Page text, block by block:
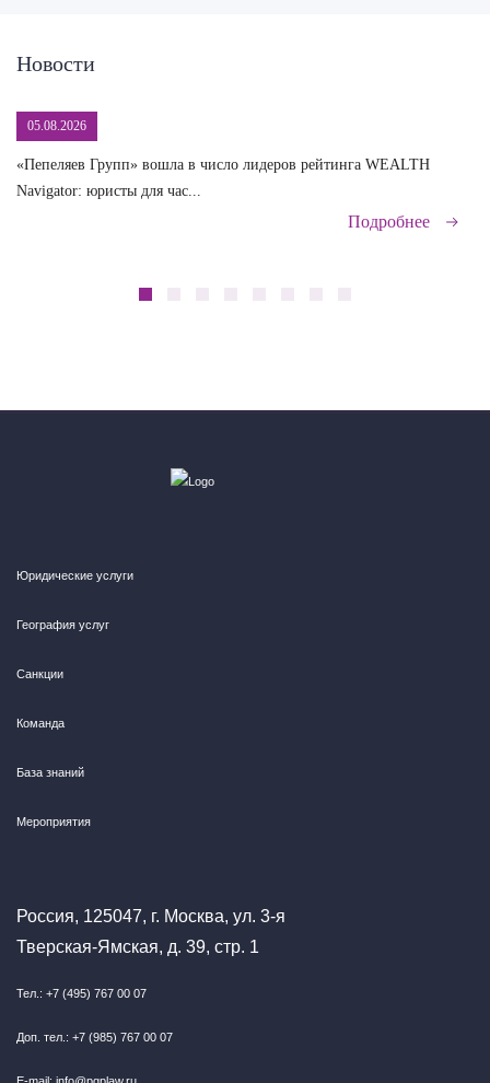
Новости
05.08.2026
«Пепеляев Групп» вошла в число лидеров рейтинга WEALTH
Navigator: юристы для час...
Подробнее
Юридические услуги
География услуг
Санкции
Команда
База знаний
Мероприятия
Россия, 125047, г. Москва, ул. 3-я
Тверская-Ямская, д. 39, стр. 1
Тел.: +7 (495) 767 00 07
Доп. тел.: +7 (985) 767 00 07